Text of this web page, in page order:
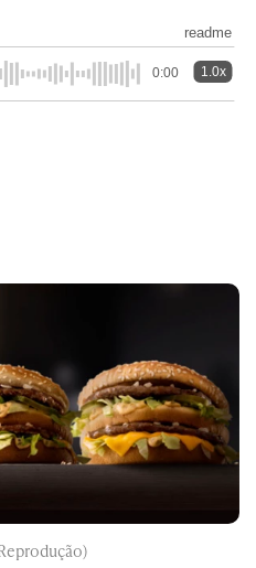
readme
0:00 1.0x